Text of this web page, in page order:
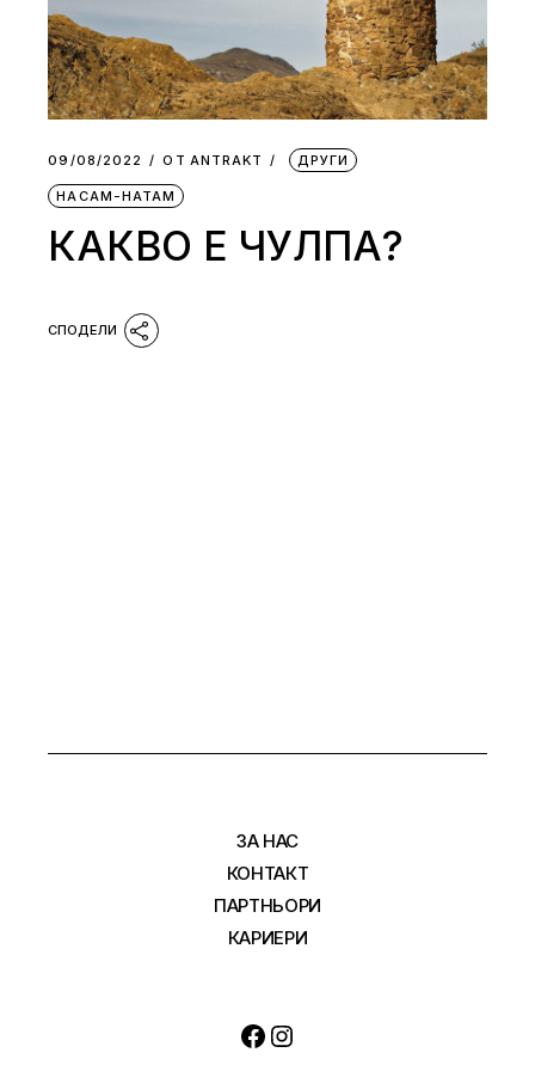
09/08/2022 ОТ АNTRAKT ДРУГИ
НАСАМ-НАТАМ
КАКВО Е ЧУЛПА?
ЗА НАС
КОНТАКТ
ПАРТНЬОРИ
КАРИЕРИ
Facebook
Instagram